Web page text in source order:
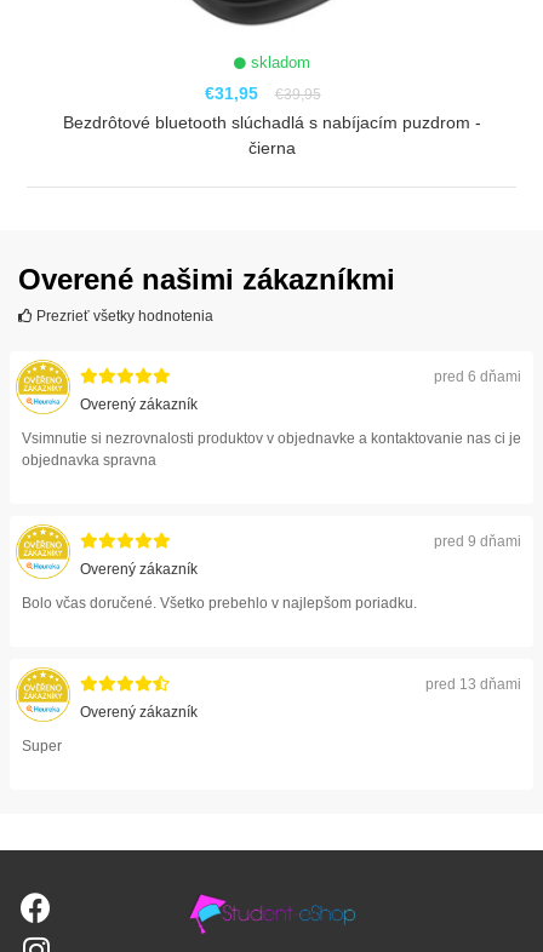
skladom
€31,95 €39,95
Bezdrôtové bluetooth slúchadlá s nabíjacím puzdrom -
čierna
Overené našimi zákazníkmi
Prezrieť všetky hodnotenia
pred 6 dňami
Overený zákazník
Vsimnutie si nezrovnalosti produktov v objednavke a kontaktovanie nas ci je
objednavka spravna
pred 9 dňami
Overený zákazník
Bolo včas doručené. Všetko prebehlo v najlepšom poriadku.
pred 13 dňami
Overený zákazník
Super